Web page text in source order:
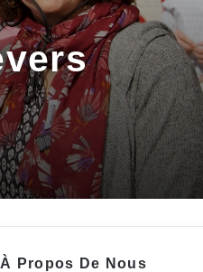
À Propos De Nous